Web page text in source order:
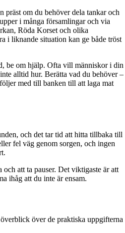
präst om du behöver dela tankar och
i många församlingar och via
Röda Korset och olika
i liknande situation kan ge både tröst
be om hjälp. Ofta vill människor i din
alltid hur. Berätta vad du behöver –
med till banken till att laga mat
och det tar tid att hitta tillbaka till
fel väg genom sorgen, och ingen
att ta pauser. Det viktigaste är att
ihåg att du inte är ensam.
över de praktiska uppgifterna